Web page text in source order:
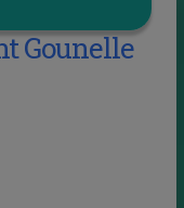
Gounelle